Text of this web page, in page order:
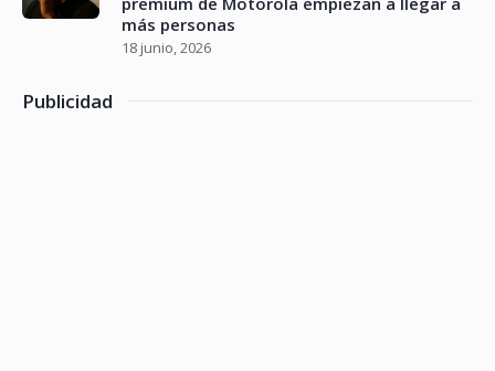
más personas
18 junio, 2026
Publicidad